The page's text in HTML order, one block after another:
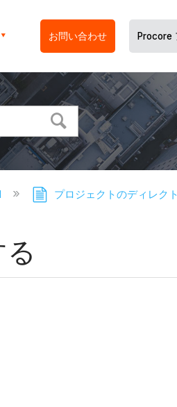
お問い合わせ Procore
プロジェクトのディレク